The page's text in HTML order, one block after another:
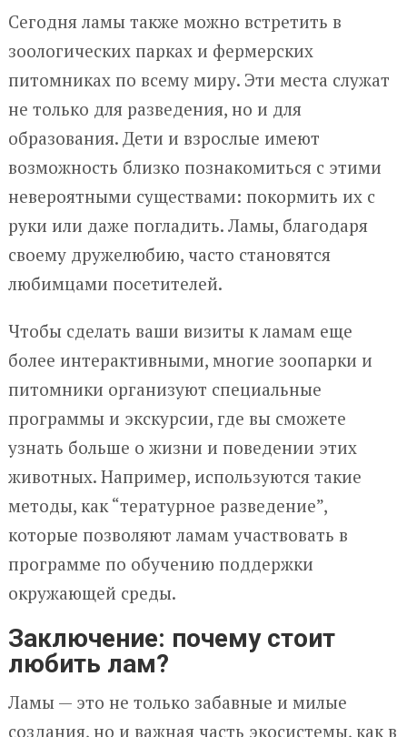
Сегодня ламы также можно встретить в
зоологических парках и фермерских
питомниках по всему миру. Эти места служат
не только для разведения, но и для
образования. Дети и взрослые имеют
возможность близко познакомиться с этими
невероятными существами: покормить их с
руки или даже погладить. Ламы, благодаря
своему дружелюбию, часто становятся
любимцами посетителей.
Чтобы сделать ваши визиты к ламам еще
более интерактивными, многие зоопарки и
питомники организуют специальные
программы и экскурсии, где вы сможете
узнать больше о жизни и поведении этих
животных. Например, используются такие
методы, как “тературное разведение”,
которые позволяют ламам участвовать в
программе по обучению поддержки
окружающей среды.
Заключение: почему стоит
любить лам?
Ламы — это не только забавные и милые
создания, но и важная часть экосистемы, как в